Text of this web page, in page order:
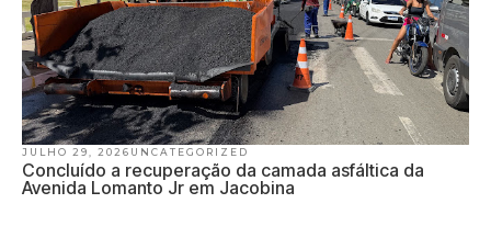
JULHO 29, 2026 UNCATEGORIZED
Concluído a recuperação da camada asfáltica da
Avenida Lomanto Jr em Jacobina